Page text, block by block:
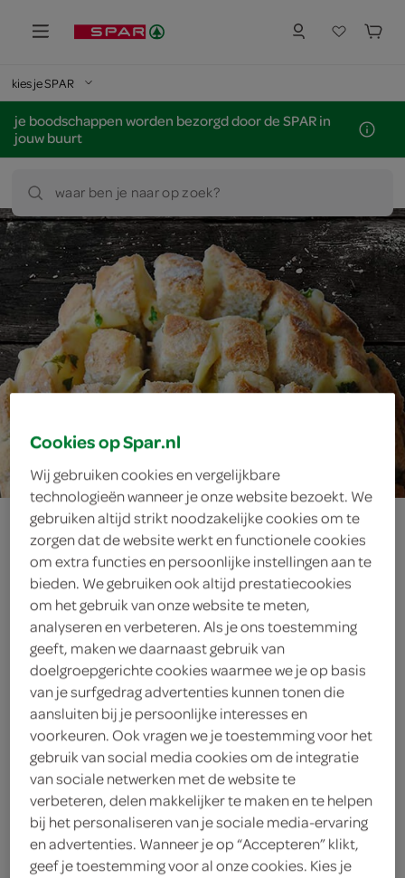
kies je SPAR
je boodschappen worden bezorgd door de SPAR in
jouw buurt
waar ben je naar op zoek?
1 personen
borrelbrood met
kaas en ui
ingrediënten
1 takje verse peterselie
50 gram boter
2 teentjes knoflook (versgeperst)
1 rode ui (versnipperd)
Cookies op Spar.nl
Wij gebruiken cookies en vergelijkbare
technologieën wanneer je onze website bezoekt. We
gebruiken altijd strikt noodzakelijke cookies om te
zorgen dat de website werkt en functionele cookies
om extra functies en persoonlijke instellingen aan te
bieden. We gebruiken ook altijd prestatiecookies
om het gebruik van onze website te meten,
analyseren en verbeteren. Als je ons toestemming
geeft, maken we daarnaast gebruik van
doelgroepgerichte cookies waarmee we je op basis
van je surfgedrag advertenties kunnen tonen die
aansluiten bij je persoonlijke interesses en
voorkeuren. Ook vragen we je toestemming voor het
gebruik van social media cookies om de integratie
van sociale netwerken met de website te
verbeteren, delen makkelijker te maken en te helpen
bij het personaliseren van je sociale media-ervaring
en advertenties. Wanneer je op “Accepteren” klikt,
geef je toestemming voor al onze cookies. Kies je